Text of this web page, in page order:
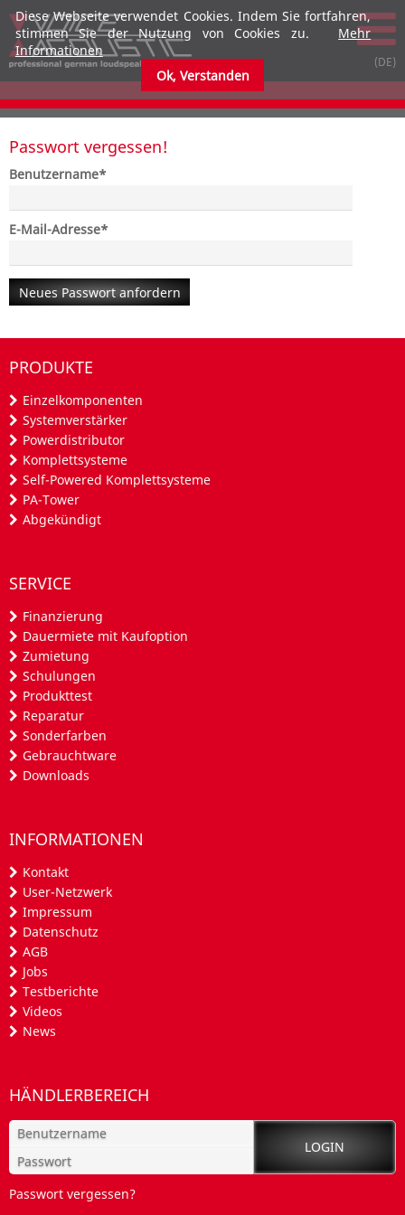
Passwort vergessen!
Pflichtfeld
Benutzername*
Pflichtfeld
E-Mail-Adresse*
Neues Passwort anfordern
PRODUKTE
Einzelkomponenten
Systemverstärker
Powerdistributor
Komplettsysteme
Self-Powered Komplettsysteme
PA-Tower
Abgekündigt
SERVICE
Finanzierung
Dauermiete mit Kaufoption
Zumietung
Schulungen
Produkttest
Reparatur
Sonderfarben
Gebrauchtware
Downloads
INFORMATIONEN
Kontakt
User-Netzwerk
Impressum
Datenschutz
AGB
Jobs
Testberichte
Videos
News
HÄNDLERBEREICH
Passwort vergessen?
Diese Webseite verwendet Cookies. Indem Sie fortfahren,
stimmen Sie der Nutzung von Cookies zu.
Mehr
Informationen
Ok, Verstanden